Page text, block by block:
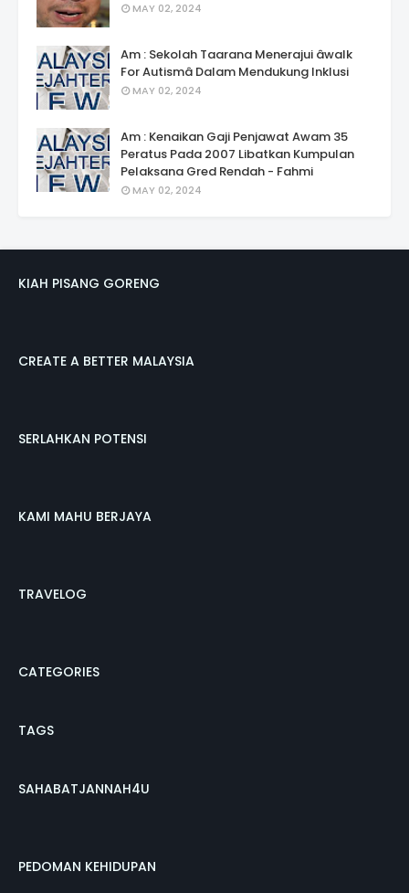
MAY 02, 2024
Am : Sekolah Taarana Menerajui âwalk
For Autismâ Dalam Mendukung Inklusi
MAY 02, 2024
Am : Kenaikan Gaji Penjawat Awam 35
Peratus Pada 2007 Libatkan Kumpulan
Pelaksana Gred Rendah - Fahmi
MAY 02, 2024
KIAH PISANG GORENG
CREATE A BETTER MALAYSIA
SERLAHKAN POTENSI
KAMI MAHU BERJAYA
TRAVELOG
CATEGORIES
TAGS
SAHABATJANNAH4U
PEDOMAN KEHIDUPAN